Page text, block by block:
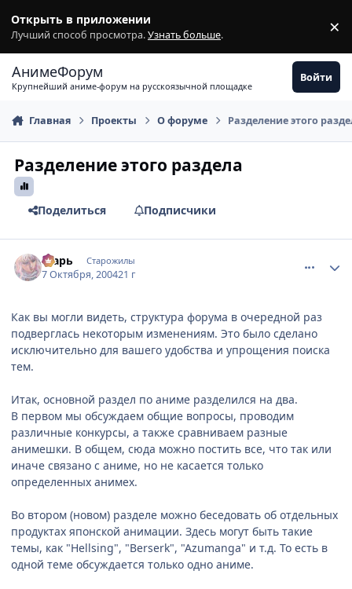
Открыть в приложении
Лучший способ просмотра.Узнать больше. ×
АнимеФорум
Крупнейший аниме-форум на русскоязычной площадке
Войти
Главная Проекты О форуме Разделение этого
Разделение этого раздела
Поделиться Подписчики
Тсарь Старожилы
7 Октября, 200421 г
Как вы могли видеть, структура форума в очередной раз
подверглась некоторым изменениям. Это было сделано
исключительно для вашего удобства и упрощения поиска
тем.
Итак, основной раздел по аниме разделился на два.
В первом мы обсуждаем общие вопросы, проводим
различные конкурсы, а также сравниваем разные
анимешки. В общем, сюда можно постить все, что так или
иначе связано с аниме, но не касается только
определенных анимех.
Во втором (новом) разделе можно беседовать об отдельных
продуктах японской анимации. Здесь могут быть такие
темы, как "Hellsing", "Berserk", "Azumanga" и т.д. То есть в
одной теме обсуждается только одно аниме.